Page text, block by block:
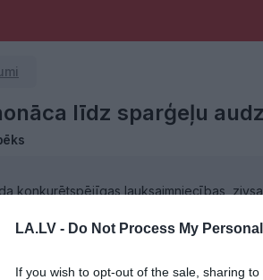
LA.LV - Do Not Process My
If you wish to opt-out of the sale, sharing
līdz sparģeļu
konkurētspējīgas lauksaimniecības,
ekonomikas, sociālo un vides ilgtspēju.
5. jūnijs, 2026